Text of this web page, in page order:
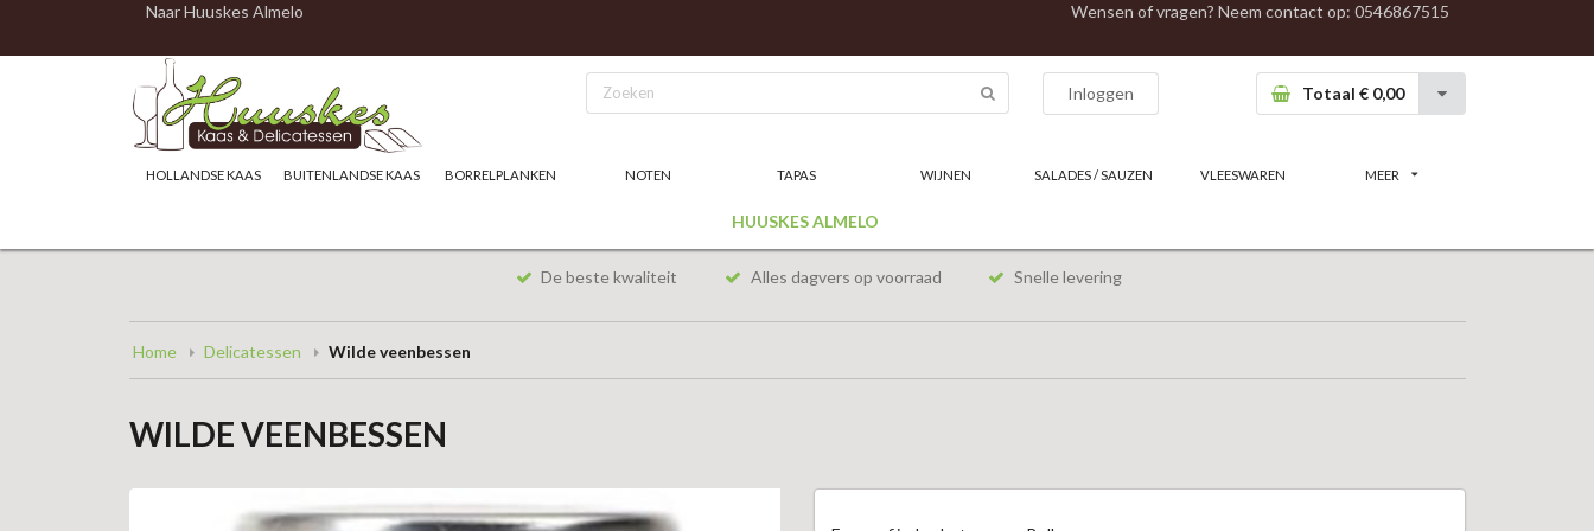
Naar Huuskes Almelo Wensen of vragen? Neem contact op: 0546867515
Inloggen Totaal € 0,00
HOLLANDSE KAAS BUITENLANDSE KAAS BORRELPLANKEN NOTEN TAPAS WIJNEN SALADES / SAUZEN VLEESWAREN MEER
HUUSKES ALMELO
De beste kwaliteit Alles dagvers op voorraad Snelle levering
Home Delicatessen Wilde veenbessen
WILDE VEENBESSEN